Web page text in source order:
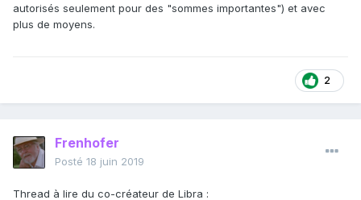
autorisés seulement pour des "sommes importantes") et avec
plus de moyens.
2
Frenhofer
Posté 18 juin 2019
Thread à lire du co-créateur de Libra :